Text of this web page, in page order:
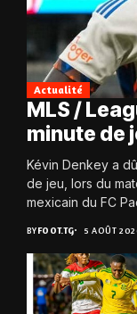
Actualité
MLS /
minute de
Kévin Denkey a
de jeu, lors du
mexicain du FC
BYFOOT.TG 5 AOÛT